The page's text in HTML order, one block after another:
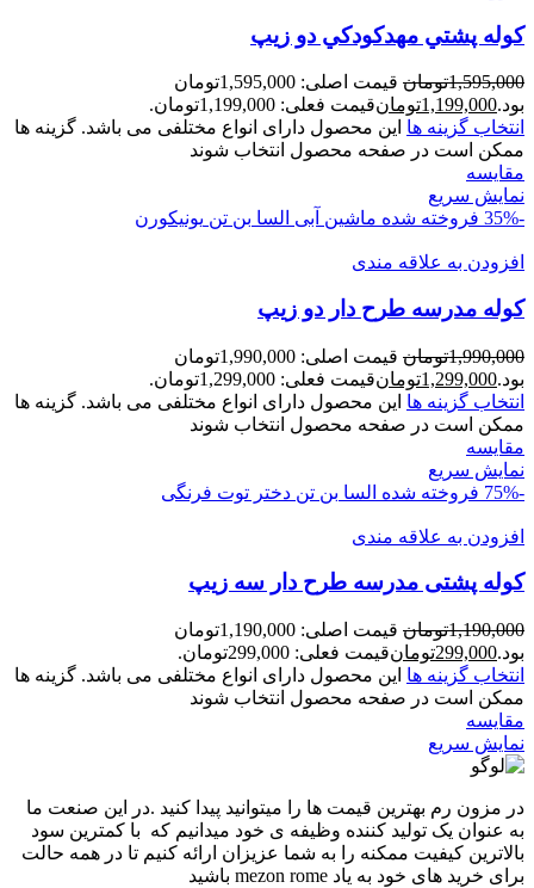
کوله پشتي مهدکودکي دو زيپ
1,595,000تومان
قیمت اصلی: 1,595,000تومان
بود.1,199,000تومانقیمت فعلی: 1,199,000تومان.
انتخاب گزینه ها این محصول دارای انواع مختلفی می باشد. گزینه ها
ممکن است در صفحه محصول انتخاب شوند
مقايسه
نمایش سریع
-35%
فروخته شده ماشین آبی السا بن تن یونیکورن
افزودن به علاقه مندی
کوله مدرسه طرح دار دو زیپ
1,990,000تومان
قیمت اصلی: 1,990,000تومان
بود.1,299,000تومانقیمت فعلی: 1,299,000تومان.
انتخاب گزینه ها این محصول دارای انواع مختلفی می باشد. گزینه ها
ممکن است در صفحه محصول انتخاب شوند
مقايسه
نمایش سریع
-75%
فروخته شده السا بن تن دختر توت فرنگی
افزودن به علاقه مندی
کوله پشتی مدرسه طرح دار سه زیپ
1,190,000تومان
قیمت اصلی: 1,190,000تومان
بود.299,000تومانقیمت فعلی: 299,000تومان.
انتخاب گزینه ها این محصول دارای انواع مختلفی می باشد. گزینه ها
ممکن است در صفحه محصول انتخاب شوند
مقايسه
نمایش سریع
در مزون رم بهترین قیمت ها را میتوانید پیدا کنید .در این صنعت ما
به عنوان یک تولید کننده وظیفه ی خود میدانیم که با کمترین سود
بالاترین کیفیت ممکنه را به شما عزیزان ارائه کنیم تا در همه حالت
برای خرید های خود به یاد mezon rome باشید